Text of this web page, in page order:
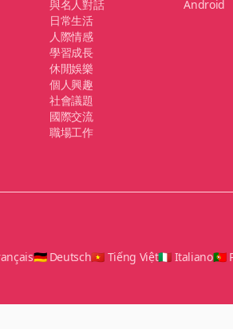
與名人對話
日常生活
人際情感
學習成長
休閒娛樂
個人興趣
社會議題
國際交流
職場工作
Android
🇩🇪 Deutsch🇻🇳 Tiếng Việt🇮🇹 Italiano🇵🇹